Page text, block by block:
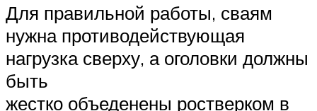
Для правильной работы, сваям
нужна противодействующая
нагрузка сверху, а оголовки должны
быть
жестко объеденены ростверком в